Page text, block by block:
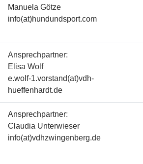
Manuela Götze
info(at)hundundsport.com
Ansprechpartner:
Elisa Wolf
e.wolf-1.vorstand(at)vdh-
hueffenhardt.de
Ansprechpartner:
Claudia Unterwieser
info(at)vdhzwingenberg.de